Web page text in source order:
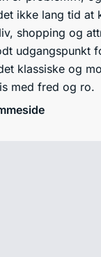
ikke lang tid at
shopping og
udgangspunkt
klassiske og
med fred og ro.